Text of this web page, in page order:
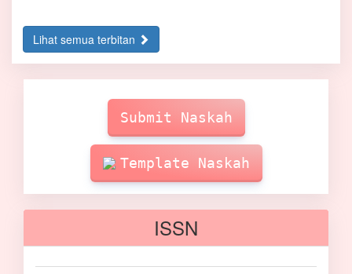
Lihat semua terbitan
SubmissionSubmit Naskah
Template Naskah
ISSN